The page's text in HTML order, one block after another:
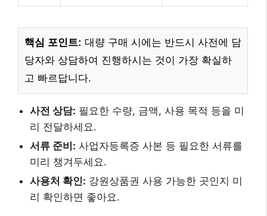
핵심 포인트: 대량 구매 시에는 반드시 사전에 담
당자와 상담하여 진행하시는 것이 가장 확실하
고 빠르답니다.
사전 상담: 필요한 수량, 금액, 사용 목적 등을 미
리 전달하세요.
서류 준비: 사업자등록증 사본 등 필요한 서류를
미리 챙겨두세요.
사용처 확인: 강원상품권 사용 가능한 곳인지 미
리 확인하면 좋아요.